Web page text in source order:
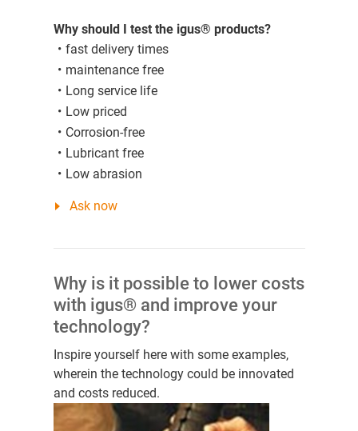
Why should I test the igus® products?
fast delivery times
maintenance free
Long service life
Low priced
Corrosion-free
Lubricant free
Low abrasion
Ask now
Why is it possible to lower costs
with igus® and improve your
technology?
Inspire yourself here with some examples,
wherein the technology could be innovated
and costs reduced.